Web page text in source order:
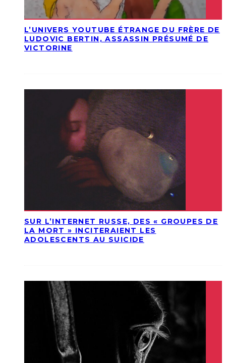
L’UNIVERS YOUTUBE ÉTRANGE DU FRÈRE DE
LUDOVIC BERTIN, ASSASSIN PRÉSUMÉ DE
VICTORINE
SUR L’INTERNET RUSSE, DES « GROUPES DE
LA MORT » INCITERAIENT LES
ADOLESCENTS AU SUICIDE